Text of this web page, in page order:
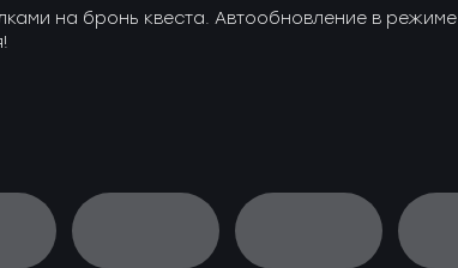
с актёрами
на бронь квеста. Автообновление в режиме